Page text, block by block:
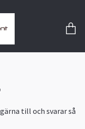
till och svarar så